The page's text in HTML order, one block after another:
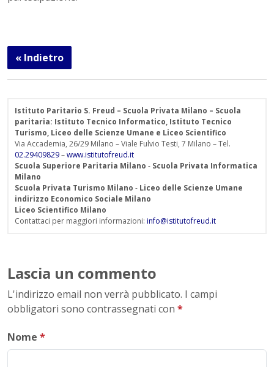
« Indietro
Istituto Paritario S. Freud – Scuola Privata Milano – Scuola
paritaria: Istituto Tecnico Informatico, Istituto Tecnico
Turismo, Liceo delle Scienze Umane e Liceo Scientifico
Via Accademia, 26/29 Milano – Viale Fulvio Testi, 7 Milano – Tel.
02.29409829–www.istitutofreud.it
Scuola Superiore Paritaria Milano - Scuola Privata Informatica
Milano
Scuola Privata Turismo Milano - Liceo delle Scienze Umane
indirizzo Economico Sociale Milano
Liceo Scientifico Milano
Contattaci per maggiori informazioni: info@istitutofreud.it
Lascia un commento
L'indirizzo email non verrà pubblicato. I campi
obbligatori sono contrassegnati con *
Nome *